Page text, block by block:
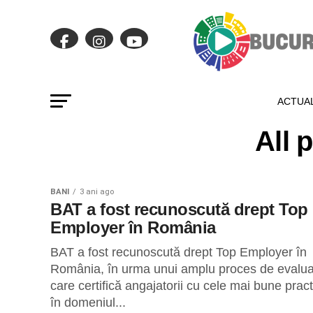
All
BANI 3 ani ago
BAT a fost recunoscută drept Top
Employer în România
BAT a fost recunoscută drept Top Employer în
România, în urma unui amplu proces de
care certifică angajatorii cu cele mai bune
în domeniul...